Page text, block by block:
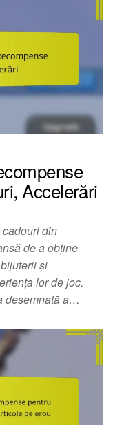
Accelerări
din
de a obține
și
lor de joc.
desemnată a…